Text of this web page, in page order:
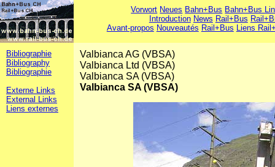
Vorwort Neues Bahn+Bus Bahn+Bus
Introduction News Rail+Bus
Avant-propos Nouveautés Rail+Bus Liens
Bibliographie
Bibliography
Bibliographie
Externe Links
External Links
Liens externes
Valbianca AG (VBSA)
Valbianca Ltd (VBSA)
Valbianca SA (VBSA)
Valbianca SA (VBSA)